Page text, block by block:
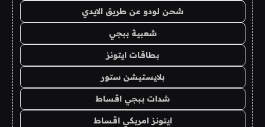
شحن لودو عن طريق الايدي
شعبية ببجي
بطاقات ايتونز
بلايستيشن ستور
شدات ببجي اقساط
ايتونز امريكي اقساط